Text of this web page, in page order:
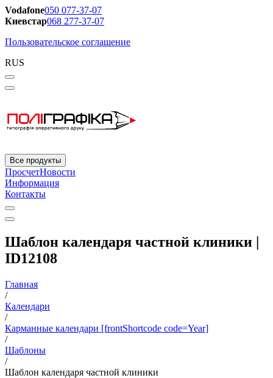
Vodafone050 077-37-07
Киевстар068 277-37-07
Пользовательское соглашение
RUS
Все продукты
ПросчетНовости
Информация
Контакты
Шаблон календаря частной клиники |
ID12108
Главная
/
Календари
/
Карманные календари [frontShortcode code=Year]
/
Шаблоны
/
Шаблон календаря частной клиники